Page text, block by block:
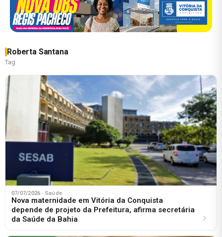
Roberta Santana
Tag
07/07/2026 · Saúde
Nova maternidade em Vitória da Conquista
depende de projeto da Prefeitura, afirma secretária
da Saúde da Bahia